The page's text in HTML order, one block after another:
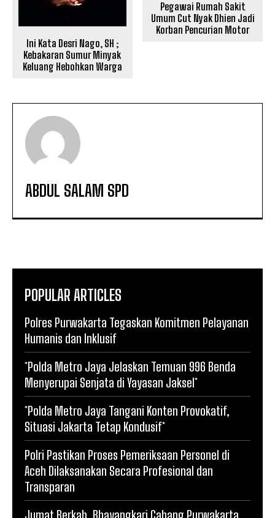
Ini Kata Desri Nago, SH ;
Kebakaran Sumur Minyak
Keluang Hebohkan Warga
Pegawai Rumah Sakit
Umum Cut Nyak Dhien Jadi
Korban Pencurian Motor
ABDUL SALAM SPD
POPULAR ARTICLES
Polres Purwakarta Tegaskan Komitmen Pelayanan
Humanis dan Inklusif
*Polda Metro Jaya Jelaskan Temuan 996 Benda
Menyerupai Senjata di Yayasan Jaksel*
*Polda Metro Jaya Tangani Konten Provokatif,
Situasi Jakarta Tetap Kondusif*
Polri Pastikan Proses Pemeriksaan Personel di
Aceh Dilaksanakan Secara Profesional dan
Transparan
Jumat Berkah, Bhayangkari Cabang Purwakarta